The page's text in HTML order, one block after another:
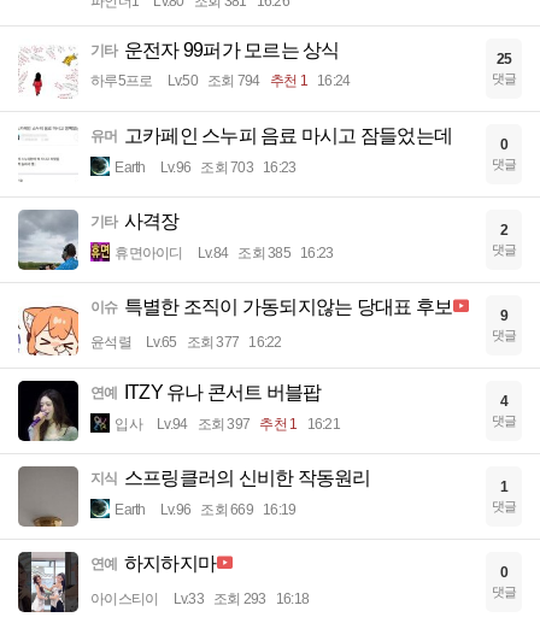
기타 운전자 99퍼가 모르는 상식
하루5프로 Lv.50 조회 794 추천 1 16:24
25
댓글
유머 고카페인 스누피 음료 마시고 잠들었는데
Earth Lv.96 조회 703 16:23
0
댓글
기타 사격장
휴면아이디 Lv.84 조회 385 16:23
2
댓글
이슈 특별한 조직이 가동되지않는 당대표 후보
윤석렬 Lv.65 조회 377 16:22
9
댓글
연예 ITZY 유나 콘서트 버블팝
입사 Lv.94 조회 397 추천 1 16:21
4
댓글
지식 스프링클러의 신비한 작동원리
Earth Lv.96 조회 669 16:19
1
댓글
연예 하지하지마
아이스티이 Lv.33 조회 293 16:18
0
댓글